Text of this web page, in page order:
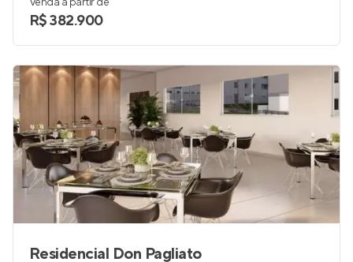
R$ 382.900
Residencial Don Pagliato